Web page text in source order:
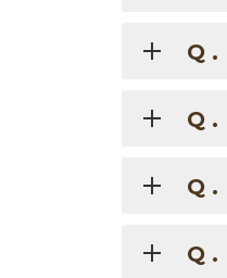
Q.
Q.
Q.
Q.